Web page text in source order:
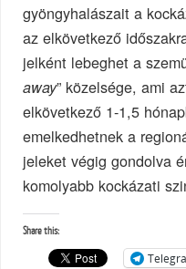
gyöngyhalászait a
az elkövetkező
jelként lebeghet a
away” közelsége, ami
elkövetkező 1-1,5
emelkedhetnek a
jeleket végig gondolva
komolyabb kockázati
Share this: